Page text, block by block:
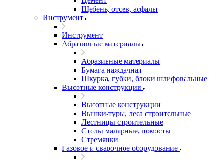
Щебень, отсев, асфальт
Инструмент
Инструмент
Абразивные материалы
Абразивные материалы
Бумага наждачная
Шкурка, губки, блоки шлифовальные
Высотные конструкции
Высотные конструкции
Вышки-туры, леса строительные
Лестницы строительные
Столы малярные, помосты
Стремянки
Газовое и сварочное оборудование